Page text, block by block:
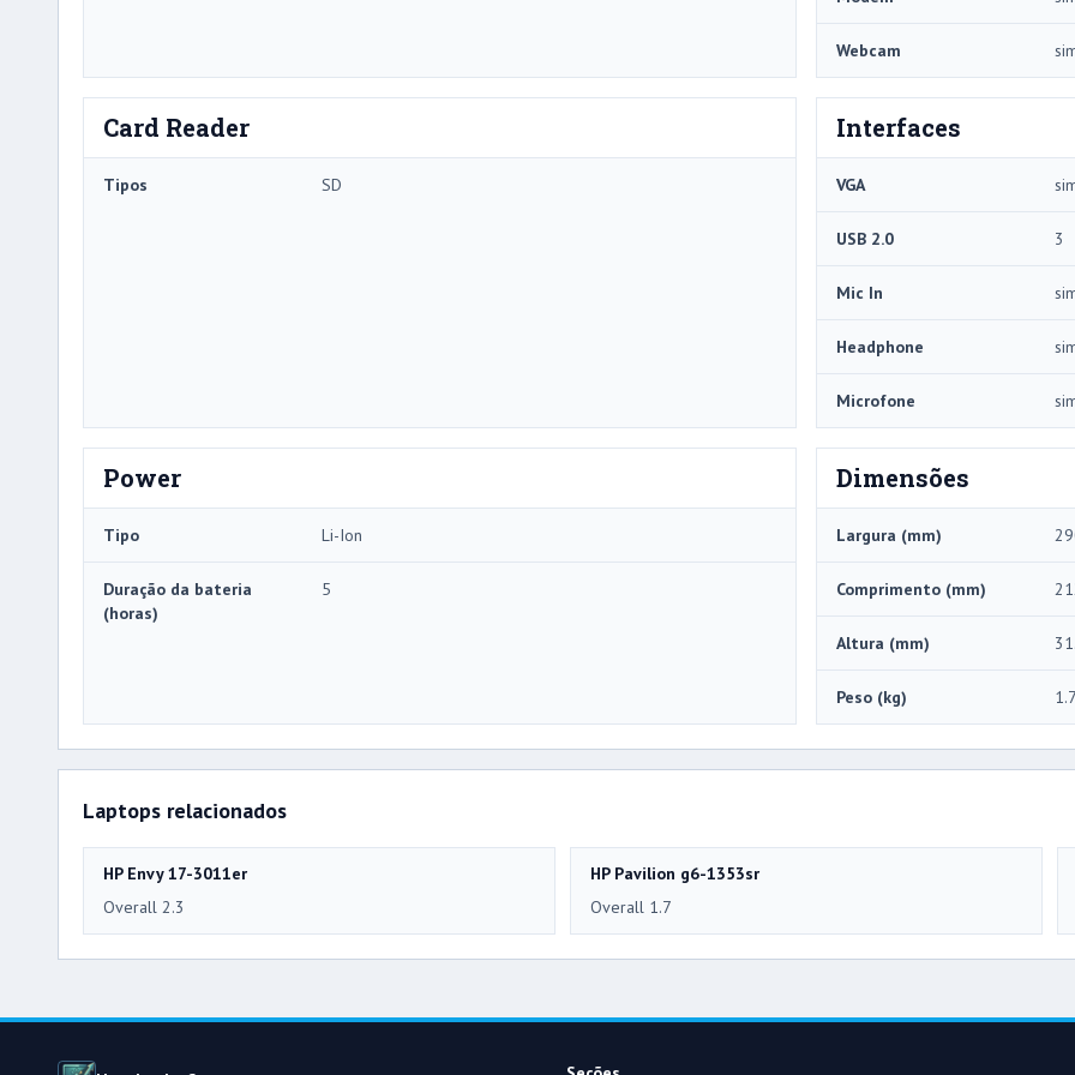
Webcam
Card Reader
Tipos SD
Interfaces
VGA
USB 2.0 3
Mic In
Headphone
Microfone
Power
Tipo Li-Ion
Duração da bateria
(horas)
5
Dimensões
Largura (mm)
Comprimento (mm)
Altura (mm)
Peso (kg) 1.7
Laptops relacionados
HP Envy 17-3011er
Overall 2.3
HP Pavilion g6-1353sr
Overall 1.7